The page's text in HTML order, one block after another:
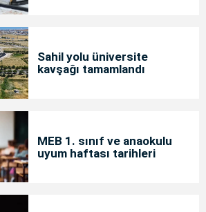
Sahil yolu üniversite
kavşağı tamamlandı
MEB 1. sınıf ve anaokulu
uyum haftası tarihleri